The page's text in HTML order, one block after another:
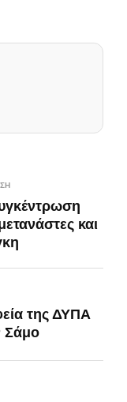
και
της ΔΥΠΑ